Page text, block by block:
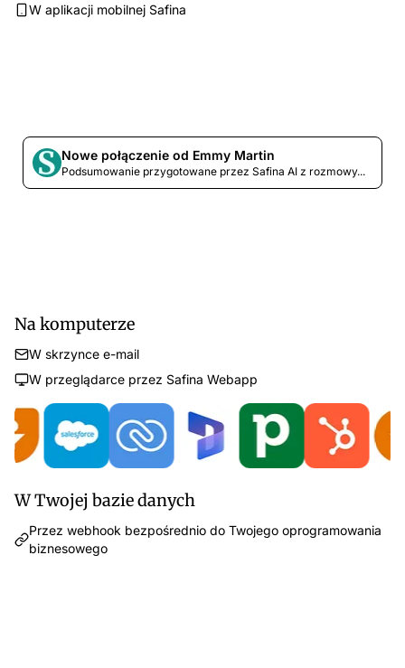
W aplikacji mobilnej Safina
Nowe połączenie od Emmy Martin
Podsumowanie przygotowane przez Safina AI z rozmowy...
Na komputerze
W skrzynce e-mail
W przeglądarce przez Safina Webapp
W Twojej bazie danych
Przez webhook bezpośrednio do Twojego oprogramowania
biznesowego